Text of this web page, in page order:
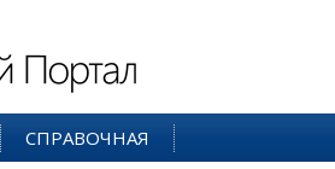
СПРАВОЧНАЯ